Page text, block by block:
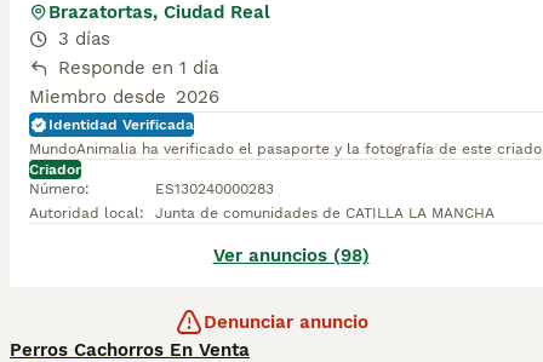
Brazatortas, Ciudad Real
3 días
Responde en 1 día
Miembro desde 2026
Identidad Verificada
MundoAnimalia ha verificado el pasaporte y la fotografía de este
Criador
Número:
ES130240000283
Autoridad local: Junta de comunidades de CATILLA LA MANCHA
Ver anuncios (98)
Denunciar anuncio
Perros Cachorros En Venta